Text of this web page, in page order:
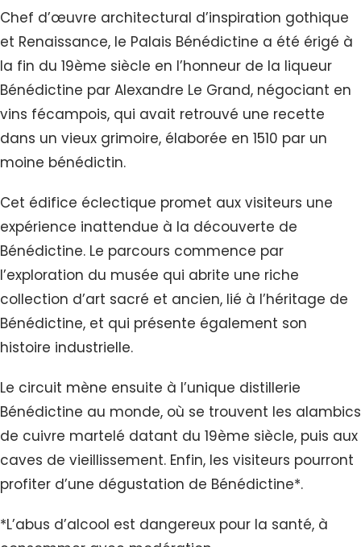
Chef d’œuvre architectural d’inspiration gothique
et Renaissance, le Palais Bénédictine a été érigé à
la fin du 19ème siècle en l’honneur de la liqueur
Bénédictine par Alexandre Le Grand, négociant en
vins fécampois, qui avait retrouvé une recette
dans un vieux grimoire, élaborée en 1510 par un
moine bénédictin.
Cet édifice éclectique promet aux visiteurs une
expérience inattendue à la découverte de
Bénédictine. Le parcours commence par
l’exploration du musée qui abrite une riche
collection d’art sacré et ancien, lié à l’héritage de
Bénédictine, et qui présente également son
histoire industrielle.
Le circuit mène ensuite à l’unique distillerie
Bénédictine au monde, où se trouvent les alambics
de cuivre martelé datant du 19ème siècle, puis aux
caves de vieillissement. Enfin, les visiteurs pourront
profiter d’une dégustation de Bénédictine*.
*L’abus d’alcool est dangereux pour la santé, à